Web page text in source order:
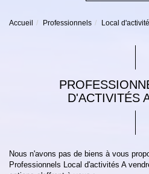
Accueil Professionnels Local
D'ACTIVITÉS
Nous n'avons pas de biens à vous
Professionnels Local d'activités A